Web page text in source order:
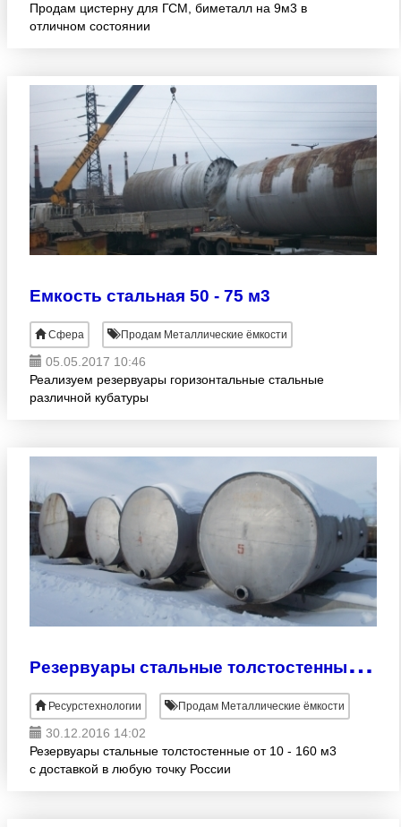
Продам цистерну для ГСМ, биметалл на 9м3 в
отличном состоянии
Емкость стальная 50 - 75 м3
Сфера Продам Металлические ёмкости
05.05.2017 10:46
Реализуем резервуары горизонтальные стальные
различной кубатуры
Р
езервуары стальные толстостенные от 10 - 160 м3
Ресурстехнологии Продам Металлические ёмкости
30.12.2016 14:02
Резервуары стальные толстостенные от 10 - 160 м3
с доставкой в любую точку России